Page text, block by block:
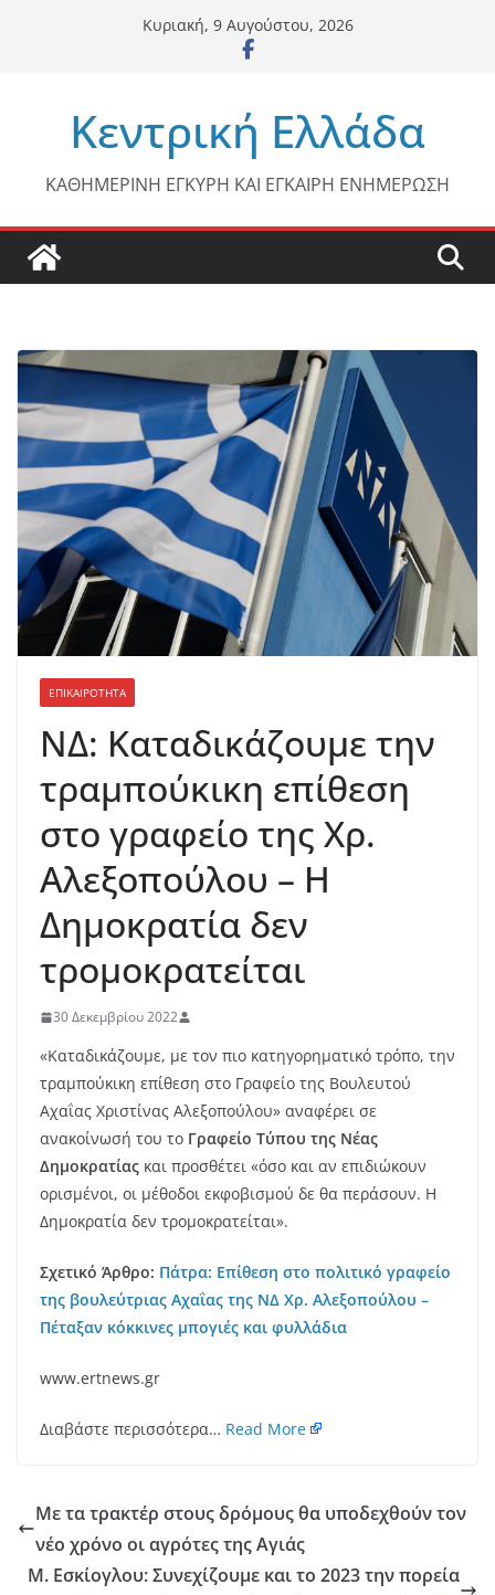
Κυριακή, 9 Αυγούστου, 2026
Κεντρική Ελλάδα
ΚΑΘΗΜΕΡΙΝΗ ΕΓΚΥΡΗ ΚΑΙ ΕΓΚΑΙΡΗ ΕΝΗΜΕΡΩΣΗ
ΕΠΙΚΑΙΡΟΤΗΤΑ
ΝΔ: Καταδικάζουμε την
τραμπούκικη επίθεση
στο γραφείο της Χρ.
Αλεξοπούλου – Η
Δημοκρατία δεν
τρομοκρατείται
30 Δεκεμβρίου 2022
«Καταδικάζουμε, με τον πιο κατηγορηματικό τρόπο, την
τραμπούκικη επίθεση στο Γραφείο της Βουλευτού
Αχαΐας Χριστίνας Αλεξοπούλου» αναφέρει σε
ανακοίνωσή του το Γραφείο Τύπου της Νέας
Δημοκρατίας και προσθέτει «όσο και αν επιδιώκουν
ορισμένοι, οι μέθοδοι εκφοβισμού δε θα περάσουν. Η
Δημοκρατία δεν τρομοκρατείται».
Σχετικό Άρθρο: Πάτρα: Επίθεση στο πολιτικό γραφείο
της βουλεύτριας Αχαΐας της ΝΔ Χρ. Αλεξοπούλου –
Πέταξαν κόκκινες μπογιές και φυλλάδια
www.ertnews.gr
Διαβάστε περισσότερα… Read More
Με τα τρακτέρ στους δρόμους θα υποδεχθούν τον
νέο χρόνο οι αγρότες της Αγιάς
Μ. Εσκίογλου: Συνεχίζουμε και το 2023 την πορεία